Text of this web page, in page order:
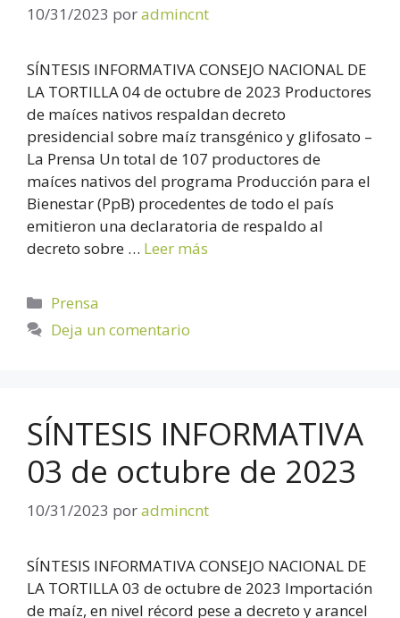
10/31/2023 poradmincnt
SÍNTESIS INFORMATIVA CONSEJO NACIONAL DE
LA TORTILLA 04 de octubre de 2023 Productores
de maíces nativos respaldan decreto
presidencial sobre maíz transgénico y glifosato –
La Prensa Un total de 107 productores de
maíces nativos del programa Producción para el
Bienestar (PpB) procedentes de todo el país
emitieron una declaratoria de respaldo al
decreto sobre … Leer más
Prensa
Deja un comentario
SÍNTESIS INFORMATIVA
03 de octubre de 2023
10/31/2023 poradmincnt
SÍNTESIS INFORMATIVA CONSEJO NACIONAL DE
LA TORTILLA 03 de octubre de 2023 Importación
de maíz, en nivel récord pese a decreto y arancel